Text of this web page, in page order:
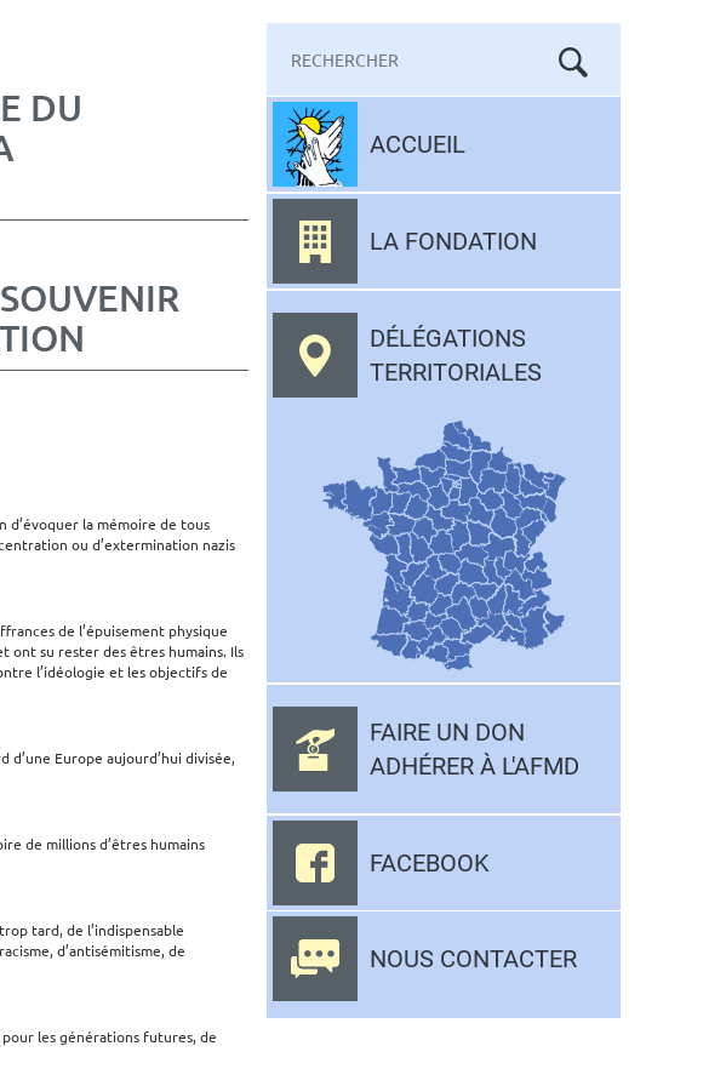
DU
d’évoquer la mémoire de tous
ou d’extermination nazis
de l’épuisement physique
ont su rester des êtres humains. Ils
l’idéologie et les objectifs de
Europe aujourd’hui divisée,
de millions d’êtres humains
tard, de l’indispensable
d’antisémitisme, de
pour les générations futures, de
clés
Aller
contenu
ACCUEIL
LA FONDATION
DÉLÉGATIONS
TERRITORIALES
FAIRE UN DON
ADHÉRER À L'AFMD
FACEBOOK
NOUS CONTACTER